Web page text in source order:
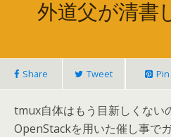
外道父が清書
Share Tweet Pin
tmux自体はもう目新しくない
OpenStackを用いた催し事で